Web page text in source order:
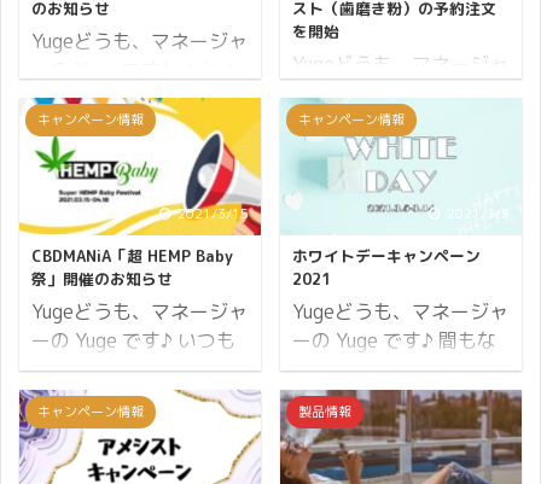
禁煙サポートキャンペー
...
(月)：休業 5月04日 ...
ジェクト ポイント20倍
の商品 必ずもらえるプレ
ゼント それでは母の日キ
ャンペーンの詳細をお伝
えします。 開催期間 17
日間開催 2021年4月23
日(金)10:00から5月9日
(日)23:59まで。 ※開催
期間内でのご注文が対象
となります。 続いてポイ
...
お祝いのイベントが各地
で行われているのです。
そこで CBDMANiA でも
「420 -four twenty- キ
ャンペーン」と銘打っ
て、採算度外視の420キ
ャンペーンを開催いたし
ます！ それでは詳細の説
明です。 開催期間 限定
開催 2021年4月19日
(月)14:20から4月20日
(火 ...
のお知らせ
Yugeどうも、マネージャ
よ Greeus の『CBD トゥ
ースペースト』が販売開
始となりました！ 予約販
売を開始した直後からた
くさんのご注文をいただ
き、人気 CBD ランキン
グでは初登場1位を獲
得。 2位にトリプルスコ
アを付ける人気ぶりとな
っています。 すでにお手
元に届いて実際に使用な
さっている方もいらっし
ゃるでしょう。 かくいう
僕も発売日に購入して使
スト（歯磨き粉）の予約注文
を開始
Yugeどうも、マネージャ
ーの Yuge です♪ Greeus
から『CBD トゥースペー
スト』がリリースとなり
ます！ CBDMANiA では4
月5日より予約注文の受
付を開始。 販売を記念し
て 20% オフでご提供い
です。 CBD トゥースペ
ーストのご予約ページ
商品ページをご案内しま
す。 Greeus CBD
TOOTHPASTE 100mg ヘ
キャンペーン情報
2021/3/15
CBDMANiA「超 HEMP Baby
祭」開催のお知らせ
Yugeどうも、マネージャ
ーの Yuge です♪ いつも
CBDMANiA をご利用いた
だきまして誠にありがと
うございます。 日頃のご
愛顧に感謝して「超
キャンペーン情報
2021/3/5
ホワイトデーキャンペーン
2021
Yugeどうも、マネージャ
ーの Yuge です♪ 間もな
くホワイトデーを迎えま
す。 バレンタインデーに
チョコレートをもらった
人はそのお返しとして、
キャンペーン情報 製品情報